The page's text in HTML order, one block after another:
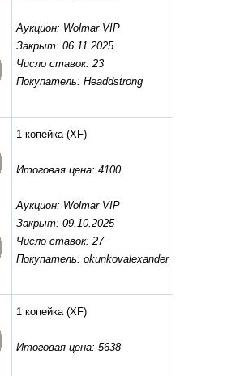
Аукцион: Wolmar VIP
Закрыт: 06.11.2025
Число ставок: 23
Покупатель: Headdstrong
1 копейка(XF)
Итоговая цена: 4100
Аукцион: Wolmar VIP
Закрыт: 09.10.2025
Число ставок: 27
Покупатель: okunkovalexander
1 копейка(XF)
Итоговая цена: 5638